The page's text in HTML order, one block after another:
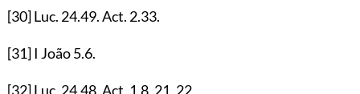
[30]Luc. 24.49. Act. 2.33.
[31]I João5.6.
[32]Luc. 24.48. Act. 1.8, 21, 22.